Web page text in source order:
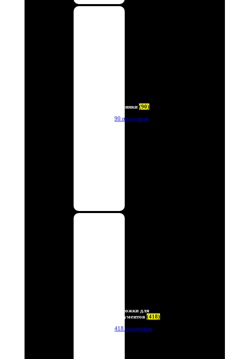
Новинки (90)
90 продуктов
Обложки для
документов (418)
418 продуктов